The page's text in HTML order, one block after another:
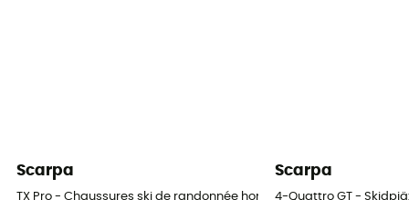
Scarpa
TX Pro - Chaussures ski de randonnée homme
Scarpa
4-Quattro GT -